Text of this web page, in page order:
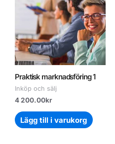
Praktisk marknadsföring 1
Inköp och sälj
4 200.00kr
Lägg till i varukorg